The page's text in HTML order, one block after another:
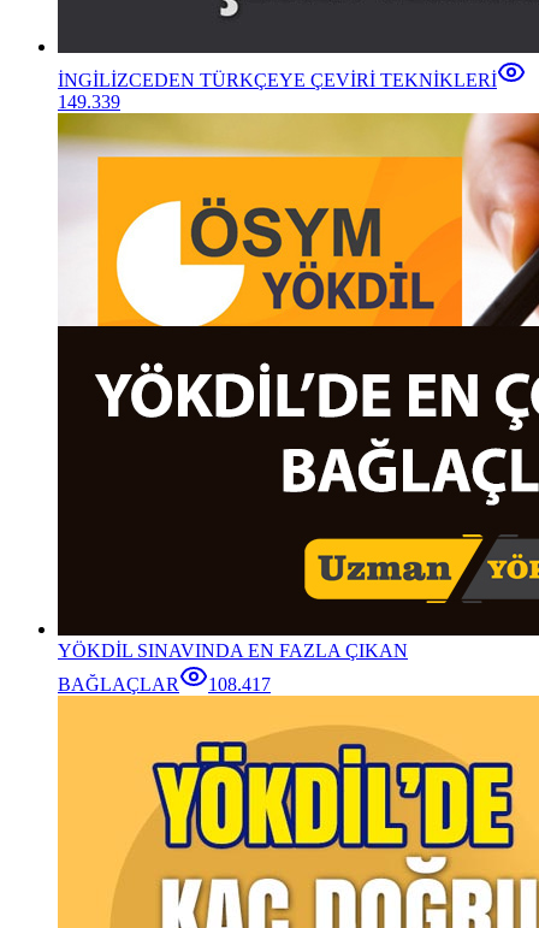
İNGİLİZCEDEN TÜRKÇEYE ÇEVİRİ TEKNİKLERİ
149.339
YÖKDİL SINAVINDA EN FAZLA ÇIKAN
BAĞLAÇLAR
108.417